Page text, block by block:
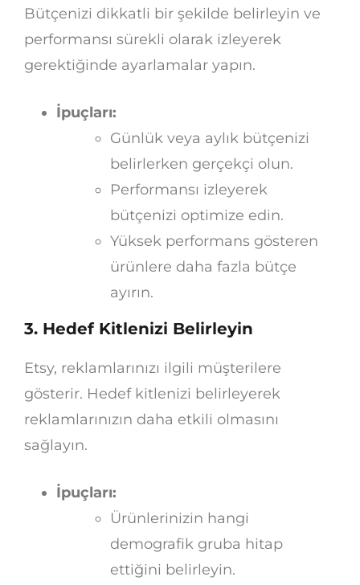
Bütçenizi dikkatli bir şekilde belirleyin ve
performansı sürekli olarak izleyerek
gerektiğinde ayarlamalar yapın.
İpuçları:
Günlük veya aylık bütçenizi
belirlerken gerçekçi olun.
Performansı izleyerek
bütçenizi optimize edin.
Yüksek performans gösteren
ürünlere daha fazla bütçe
ayırın.
3. Hedef Kitlenizi Belirleyin
Etsy, reklamlarınızı ilgili müşterilere
gösterir. Hedef kitlenizi belirleyerek
reklamlarınızın daha etkili olmasını
sağlayın.
İpuçları:
Ürünlerinizin hangi
demografik gruba hitap
ettiğini belirleyin.